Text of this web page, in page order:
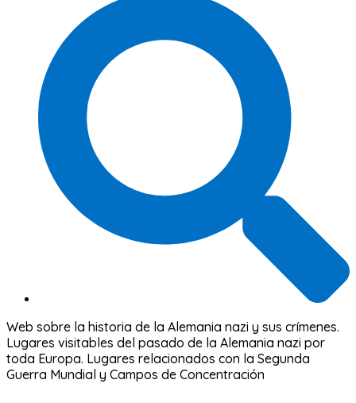
Web sobre la historia de la Alemania nazi y sus crímenes.
Lugares visitables del pasado de la Alemania nazi por
toda Europa. Lugares relacionados con la Segunda
Guerra Mundial y Campos de Concentración